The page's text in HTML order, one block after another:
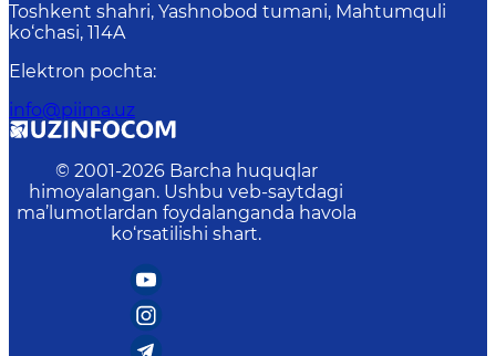
Toshkent shahri, Yashnobod tumani, Mahtumquli
ko‘chasi, 114A
Elektron pochta:
info@piima.uz
© 2001-2026 Barcha huquqlar
himoyalangan. Ushbu veb-saytdagi
ma’lumotlardan foydalanganda havola
ko‘rsatilishi shart.